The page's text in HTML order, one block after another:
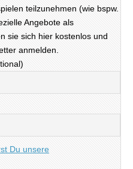
teilzunehmen (wie bspw.
Angebote als
sie sich hier kostenlos und
anmelden.
Du unsere